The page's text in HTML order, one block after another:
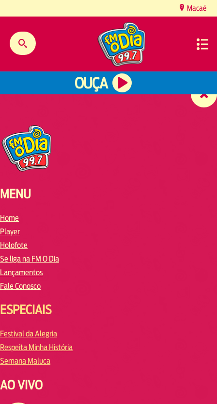
Macaé
OUÇA
MENU
Home
Player
Holofote
Se liga na FM O Dia
Lançamentos
Fale Conosco
ESPECIAIS
Festival da Alegria
Respeita Minha História
Semana Maluca
AO VIVO